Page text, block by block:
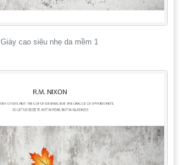
Giày cao siêu nhẹ da mềm 1